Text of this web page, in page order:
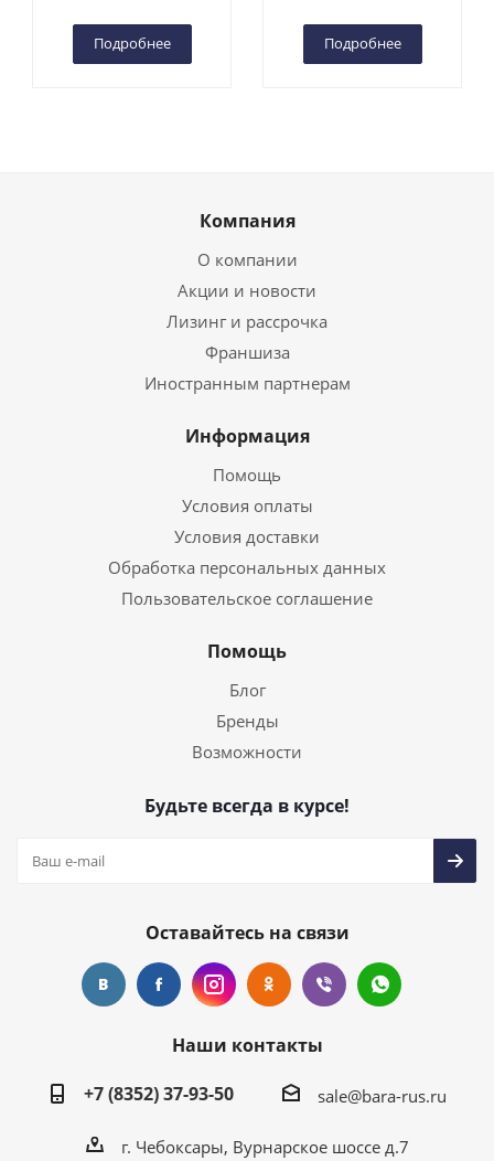
Подробнее Подробнее
Компания
О компании
Акции и новости
Лизинг и рассрочка
Франшиза
Иностранным партнерам
Информация
Помощь
Условия оплаты
Условия доставки
Обработка персональных данных
Пользовательское соглашение
Помощь
Блог
Бренды
Возможности
Будьте всегда в курсе!
Оставайтесь на связи
Наши контакты
+7 (8352) 37-93-50
sale@bara-rus.ru
г. Чебоксары, Вурнарское шоссе д.7